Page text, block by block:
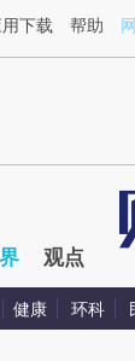
下载 帮助
观点
健康 环科